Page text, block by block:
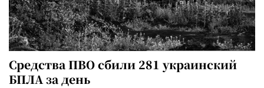
Средства ПВО сбили 281 украинский
БПЛА за день